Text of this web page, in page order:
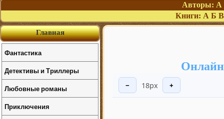
Авторы: А
Книги: А Б В
− 18px +
Главная
Фантастика
Детективы и Триллеры
Любовные романы
Приключения